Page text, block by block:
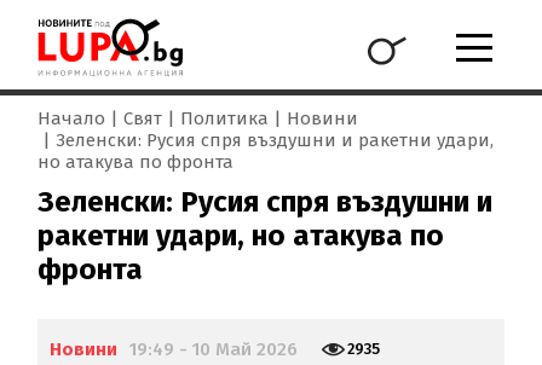
Начало Свят Политика
Новини
Зеленски: Русия спря въздушни и ракетни удари,
но атакува по фронта
Зеленски: Русия спря въздушни и
ракетни удари, но атакува по
фронта
Новини 19:49 - 10 Май 2026 2935